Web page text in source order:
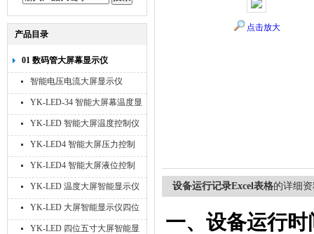
产品目录
01 数码管大屏幕显示仪
智能电压电流大屏显示仪
YK-LED-34 智能大屏幕温度显
示仪
YK-LED 智能大屏温度控制仪
YK-LED4 智能大屏压力控制
仪
YK-LED4 智能大屏液位控制
仪
YK-LED 温度大屏智能显示仪
四位十寸
YK-LED 大屏智能显示仪四位
八寸
YK-LED 四位五寸大屏智能显
点击放大
设备运行记录Excel表格的详细
一、设备运行